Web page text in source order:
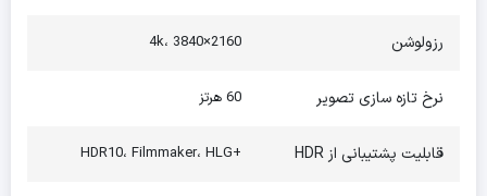
رزولوشن 4k، 3840×2160
نرخ تازه سازی تصویر 60 هرتز
قابلیت پشتیبانی از HDR +HDR10، Filmmaker، HLG